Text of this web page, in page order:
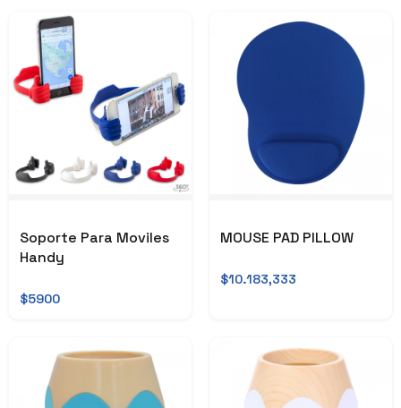
Soporte Para Moviles
Handy
$5900
MOUSE PAD PILLOW
$10.183,333